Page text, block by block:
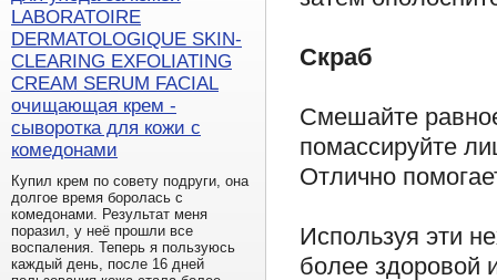
Скраб
Смешайте
помассируйте
Отлично
Используя эти
более здоровой
LABORATOIRE
DERMATOLOGIQUE SKIN-
CLEARING EXFOLIATING
CREAM SERUM FACIAL
очищающая крем -
сыворотка для кожи с
комедонами
Купил крем по совету подруги, она
долгое время боролась с
комедонами. Результат меня
поразил, у неё прошли все
воспаления. Теперь я пользуюсь
каждый день, после 16 дней